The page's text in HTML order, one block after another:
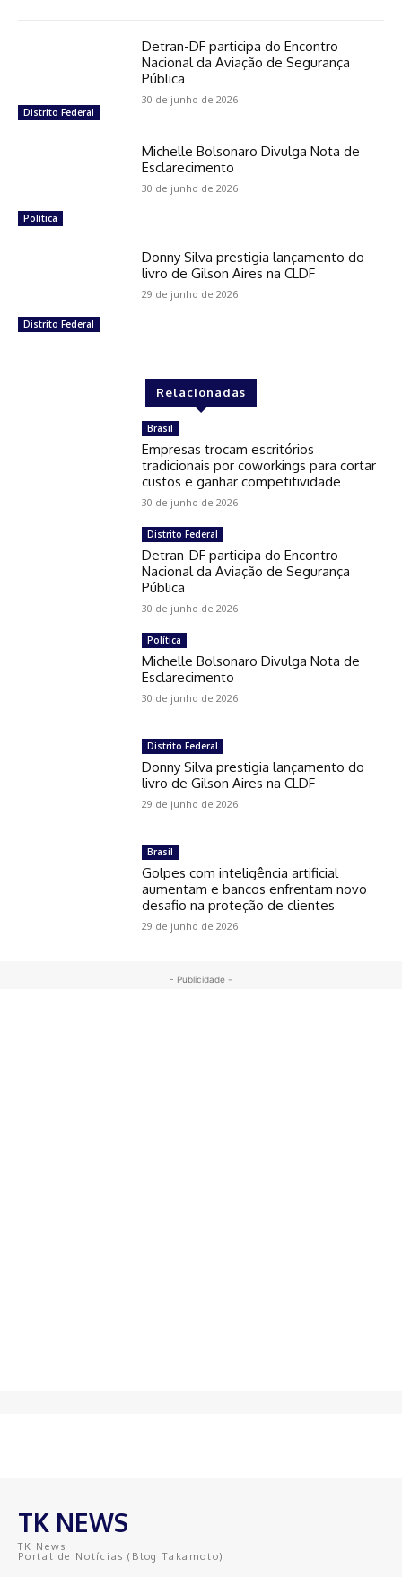
Distrito Federal
Detran-DF participa do Encontro
Nacional da Aviação de Segurança
Pública
30 de junho de 2026
Política
Michelle Bolsonaro Divulga Nota de
Esclarecimento
30 de junho de 2026
Distrito Federal
Donny Silva prestigia lançamento do
livro de Gilson Aires na CLDF
29 de junho de 2026
Relacionadas
Brasil
Empresas trocam escritórios
tradicionais por coworkings para cortar
custos e ganhar competitividade
30 de junho de 2026
Distrito Federal
Detran-DF participa do Encontro
Nacional da Aviação de Segurança
Pública
30 de junho de 2026
Política
Michelle Bolsonaro Divulga Nota de
Esclarecimento
30 de junho de 2026
Distrito Federal
Donny Silva prestigia lançamento do
livro de Gilson Aires na CLDF
29 de junho de 2026
Brasil
Golpes com inteligência artificial
aumentam e bancos enfrentam novo
desafio na proteção de clientes
29 de junho de 2026
- Publicidade -
TK NEWS
TK News
Portal de Notícias (Blog Takamoto)